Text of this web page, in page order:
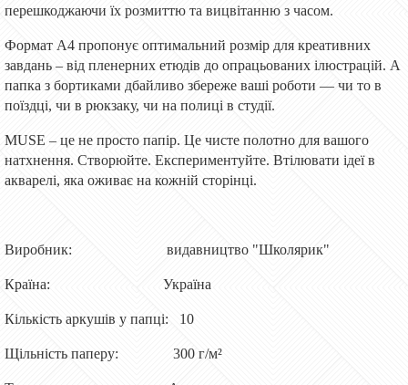
перешкоджаючи їх розмиттю та вицвітанню з часом.
Формат A4 пропонує оптимальний розмір для креативних
завдань – від пленерних етюдів до опрацьованих ілюстрацій. А
папка з бортиками дбайливо збереже ваші роботи — чи то в
поїздці, чи в рюкзаку, чи на полиці в студії.
MUSE – це не просто папір. Це чисте полотно для вашого
натхнення. Створюйте. Експериментуйте. Втілювати ідеї в
акварелі, яка оживає на кожній сторінці.
Виробник: видавництво "Школярик"
Країна: Україна
Кількість аркушів у папці: 10
Щільність паперу: 300 г/м²